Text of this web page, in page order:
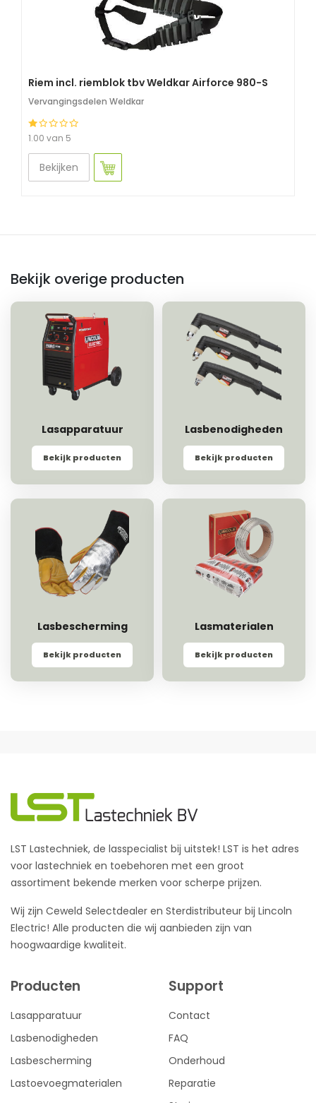
Riem incl. riemblok tbv Weldkar Airforce 980-S
Vervangingsdelen Weldkar
1.00 van 5
Bekijken
Bekijk overige producten
Lasapparatuur
Bekijk producten
Lasbenodigheden
Bekijk producten
Lasbescherming
Bekijk producten
Lasmaterialen
Bekijk producten
LST Lastechniek, de lasspecialist bij uitstek! LST is het adres
voor lastechniek en toebehoren met een groot
assortiment bekende merken voor scherpe prijzen.
Wij zijn Ceweld Selectdealer en Sterdistributeur bij Lincoln
Electric! Alle producten die wij aanbieden zijn van
hoogwaardige kwaliteit.
Producten
Lasapparatuur
Lasbenodigheden
Lasbescherming
Lastoevoegmaterialen
Support
Contact
FAQ
Onderhoud
Reparatie